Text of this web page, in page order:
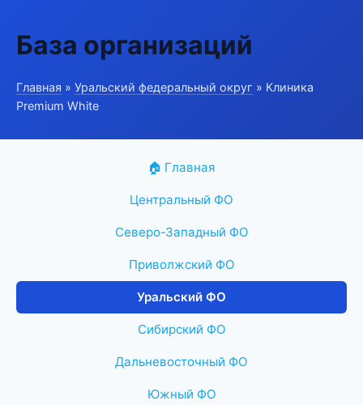
База организаций
Главная » Уральский федеральный округ » Клиника
Premium White
🏠 Главная
Центральный ФО
Северо-Западный ФО
Приволжский ФО
Уральский ФО
Сибирский ФО
Дальневосточный ФО
Южный ФО